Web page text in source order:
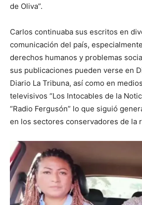
de Oliva”.
Carlos continuaba sus escritos en
comunicación del país,
derechos humanos y problemas
sus publicaciones pueden verse en
Diario La Tribuna, así como en
televisivos “Los Intocables de la
“Radio Fergusón” lo que siguió
en los sectores conservadores de la